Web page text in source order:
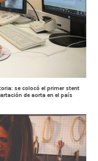
se colocó el primer stent
de aorta en el país